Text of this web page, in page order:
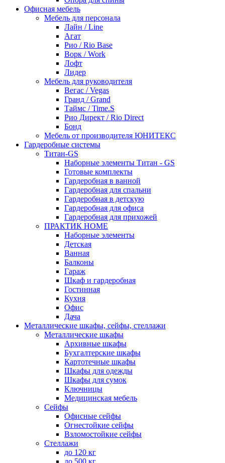
Офисная мебель
Мебель для персонала
Лайн / Line
Агат
Рио / Rio Base
Ворк / Work
Лофт
Лидер
Мебель для руководителя
Вегас / Vegas
Гранд / Grand
Таймс / Time.S
Рио Директ / Rio Direct
Бонд
Мебель от производителя ЮНИТЕКС
Гардеробные системы
Титан-GS
Наборные элементы Титан - GS
Готовые комплекты
Гардеробная в ванной
Гардеробная для спальни
Гардеробная в детскую
Гардеробная для офиса
Гардеробная для прихожей
ПРАКТИК HOME
Наборные элементы
Детская
Ванная
Балконы
Гараж
Шкаф и гардеробная
Гостинная
Кухня
Офис
Дача
Металлические шкафы, сейфы, стеллажи
Металлические шкафы
Архивные шкафы
Бухгалтерские шкафы
Картотечные шкафы
Шкафы для одежды
Шкафы для сумок
Ключницы
Медицинская мебель
Сейфы
Офисные сейфы
Огнестойкие сейфы
Взломостойкие сейфы
Стеллажи
до 120 кг
до 500 кг